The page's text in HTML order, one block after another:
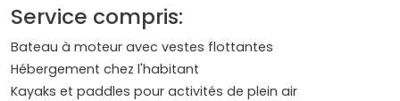
Service compris:
Bateau à moteur avec vestes flottantes
Hébergement chez l'habitant
Kayaks et paddles pour activités de plein air